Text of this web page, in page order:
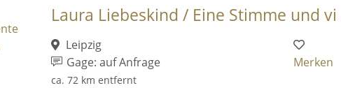
Laura Liebeskind / Eine Stimme und vi
Leipzig
Gage: auf Anfrage
ca. 72 km entfernt
Merken